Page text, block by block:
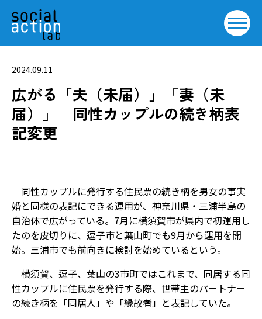
2024.09.11
広がる「夫（未届）」「妻（未
届）」 同性カップルの続き柄表
記変更
同性カップルに発行する住民票の続き柄を男女の事実
婚と同様の表記にできる運用が、神奈川県・三浦半島の
自治体で広がっている。7月に横須賀市が県内で初運用し
たのを皮切りに、逗子市と葉山町でも9月から運用を開
始。三浦市でも前向きに検討を始めているという。
横須賀、逗子、葉山の3市町ではこれまで、同居する同
性カップルに住民票を発行する際、世帯主のパートナー
の続き柄を「同居人」や「縁故者」と表記していた。